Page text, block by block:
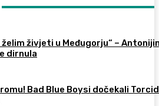
želim živjeti u Međugorju“ –
dirnula
Bad Blue Boysi dočekali